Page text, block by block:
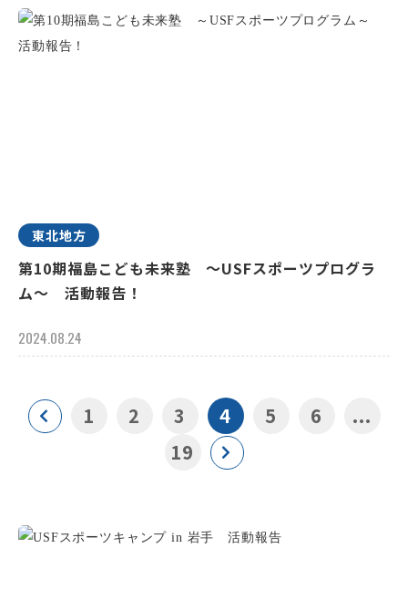
東北地方
第10期福島こども未来塾 ～USFスポーツプログラ
ム～ 活動報告！
2024.08.24
1 2 3 4 5 6
...
19